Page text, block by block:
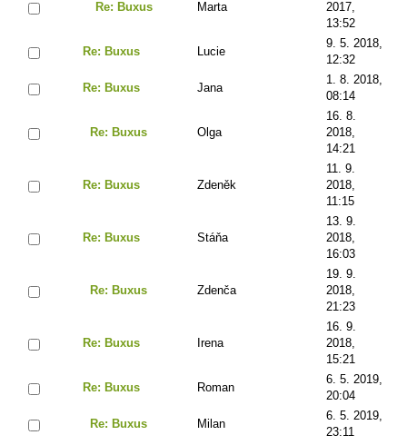
Re: Buxus Marta
2017,
13:52
Re: Buxus Lucie
9. 5. 2018,
12:32
Re: Buxus Jana
1. 8. 2018,
08:14
Re: Buxus Olga
16. 8.
2018,
14:21
Re: Buxus Zdeněk
11. 9.
2018,
11:15
Re: Buxus Stáňa
13. 9.
2018,
16:03
Re: Buxus Zdenča
19. 9.
2018,
21:23
Re: Buxus Irena
16. 9.
2018,
15:21
Re: Buxus Roman
6. 5. 2019,
20:04
Re: Buxus Milan
6. 5. 2019,
23:11